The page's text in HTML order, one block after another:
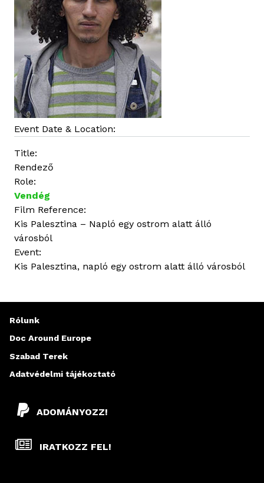
Event Date & Location:
Title:
Rendező
Role:
Vendég
Film Reference:
Kis Palesztina – Napló egy ostrom alatt álló
városból
Event:
Kis Palesztina, napló egy ostrom alatt álló városból
ADOMÁNYOZZ!
IRATKOZZ FEL!
Rólunk
Doc Around Europe
Szabad Terek
Adatvédelmi tájékoztató